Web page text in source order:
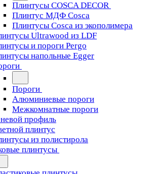
Плинтусы COSCA DECOR
Плинтус МДФ Cosca
Плинтусы Cosca из экополимера
Ultrawood из LDF
и пороги Pergo
напольные Egger
Пороги
Алюминиевые пороги
Межкомнатные пороги
профиль
плинтус
из полистирола
плинтусы